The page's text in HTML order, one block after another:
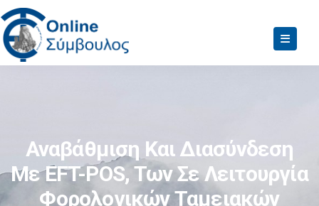
Αναβάθμιση Και Διασύνδεση
Με EFT-POS, Των Σε Λειτουργία
Φορολογικών Ταμειακών